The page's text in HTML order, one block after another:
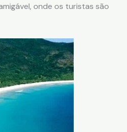
onde os turistas são